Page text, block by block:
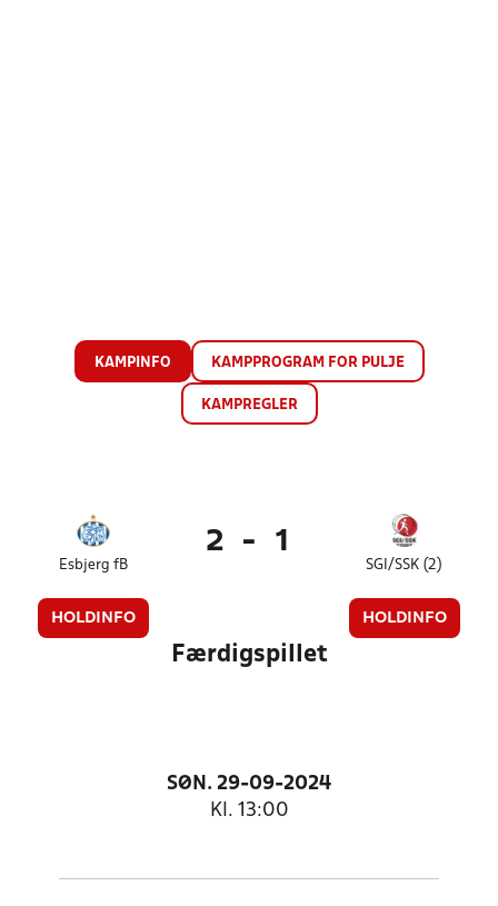
KAMPINFO KAMPPROGRAM FOR PULJE
KAMPREGLER
Esbjerg fB
HOLDINFO
2 - 1
SGI/SSK (2)
HOLDINFO
Færdigspillet
SØN. 29-09-2024
Kl. 13:00